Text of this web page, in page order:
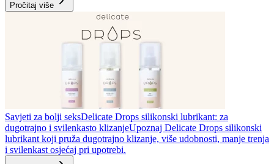
Pročitaj više
Savjeti za bolji seksDelicate Drops silikonski lubrikant: za
dugotrajno i svilenkasto klizanjeUpoznaj Delicate Drops silikonski
lubrikant koji pruža dugotrajno klizanje, više udobnosti, manje trenja
i svilenkast osjećaj pri upotrebi.